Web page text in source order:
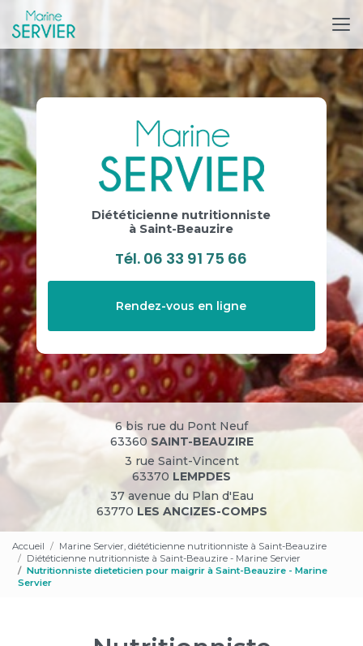
au
contenu
principal
Diététicienne nutritionniste
à Saint-Beauzire
Tél. 06 33 91 75 66
Rendez-vous en ligne
6 bis rue du Pont Neuf
63360 SAINT-BEAUZIRE
3 rue Saint-Vincent
63370 LEMPDES
37 avenue du Plan d'Eau
63770 LES ANCIZES-COMPS
Accueil
Marine Servier, diététicienne nutritionniste à Saint-Beauzire
Diététicienne nutritionniste à Saint-Beauzire - Marine Servier
Nutritionniste dieteticien pour maigrir à Saint-Beauzire - Marine
Servier